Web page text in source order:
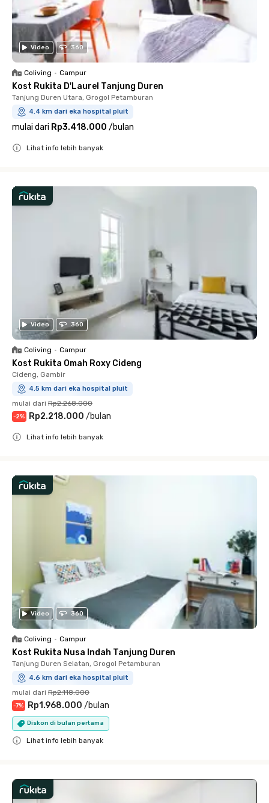
Video 360
Coliving • Campur
Kost Rukita D'Laurel Tanjung Duren
Tanjung Duren Utara, Grogol Petamburan
4.4 km dari eka hospital pluit
mulai dari Rp3.418.000 /bulan
Lihat info lebih banyak
Video 360
Coliving • Campur
Kost Rukita Omah Roxy Cideng
Cideng, Gambir
4.5 km dari eka hospital pluit
mulai dari Rp2.268.000
-2% Rp2.218.000 /bulan
Lihat info lebih banyak
Video 360
Coliving • Campur
Kost Rukita Nusa Indah Tanjung Duren
Tanjung Duren Selatan, Grogol Petamburan
4.6 km dari eka hospital pluit
mulai dari Rp2.118.000
-7% Rp1.968.000 /bulan
Diskon di bulan pertama
Lihat info lebih banyak